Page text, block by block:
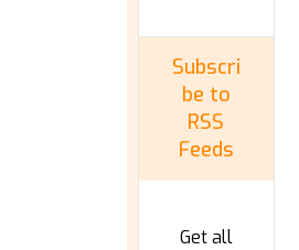
Subscri
be to
RSS
Feeds
Get all